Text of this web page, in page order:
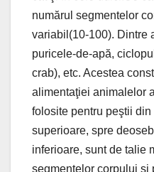
numărul segmentelor
variabil(10-100). Dintre
puricele-de-apă,
crab), etc. Acestea
alimentaţiei animalelor
folosite pentru peştii
superioare, spre
inferioare, sunt de talie
segmentelor corpului şi